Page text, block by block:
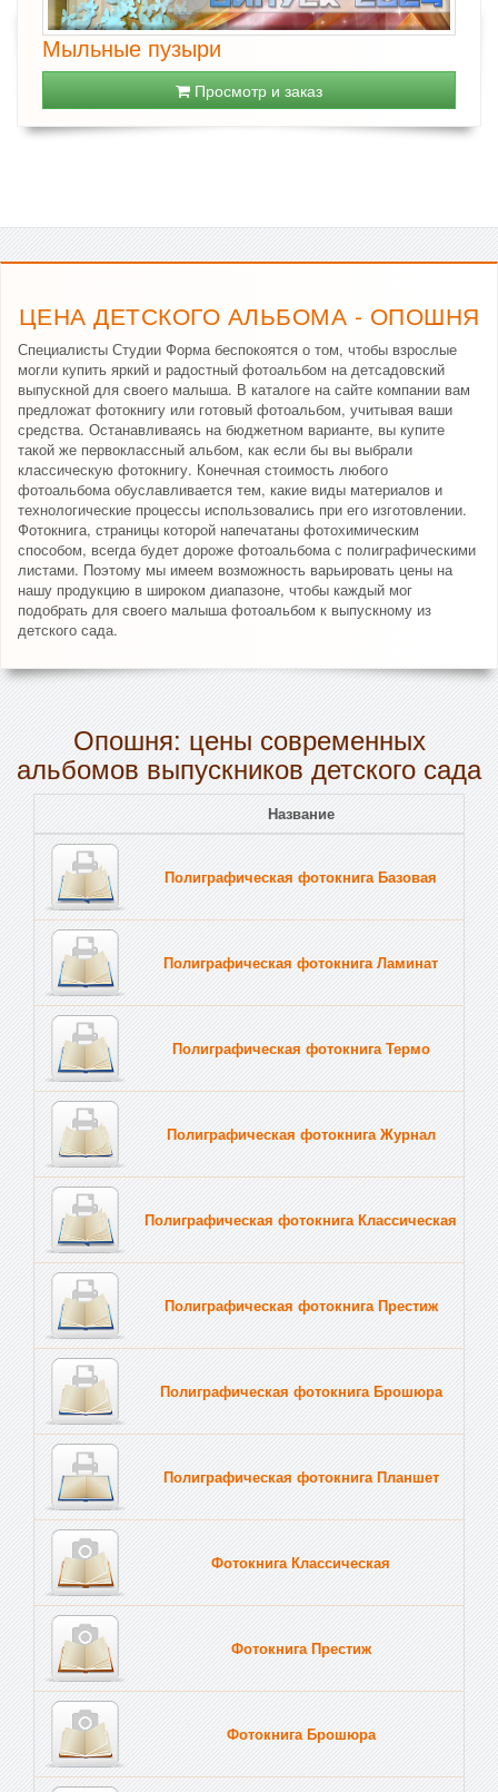
Мыльные пузыри
Просмотр и заказ
ЦЕНА ДЕТСКОГО АЛЬБОМА - ОПОШНЯ
Специалисты Студии Форма беспокоятся о том, чтобы взрослые
могли купить яркий и радостный фотоальбом на детсадовский
выпускной для своего малыша. В каталоге на сайте компании вам
предложат фотокнигу или готовый фотоальбом, учитывая ваши
средства. Останавливаясь на бюджетном варианте, вы купите
такой же первоклассный альбом, как если бы вы выбрали
классическую фотокнигу. Конечная стоимость любого
фотоальбома обуславливается тем, какие виды материалов и
технологические процессы использовались при его изготовлении.
Фотокнига, страницы которой напечатаны фотохимическим
способом, всегда будет дороже фотоальбома с полиграфическими
листами. Поэтому мы имеем возможность варьировать цены на
нашу продукцию в широком диапазоне, чтобы каждый мог
подобрать для своего малыша фотоальбом к выпускному из
детского сада.
Опошня: цены современных
альбомов выпускников детского сада
Название
Полиграфическая фотокнига Базовая
Полиграфическая фотокнига Ламинат
Полиграфическая фотокнига Термо
Полиграфическая фотокнига Журнал
Полиграфическая фотокнига Классическая
Полиграфическая фотокнига Престиж
Полиграфическая фотокнига Брошюра
Полиграфическая фотокнига Планшет
Фотокнига Классическая
Фотокнига Престиж
Фотокнига Брошюра